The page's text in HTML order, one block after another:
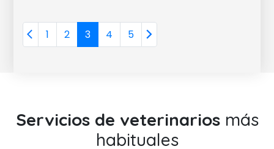
1 2 3 4 5
Servicios de veterinariosmás
habituales